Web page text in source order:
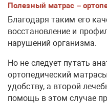
Полезный матрас –
Благодаря таким его
восстановление и
нарушений организма.
Но не следует путать
ортопедический
удобству, а второй
помощь в этом случае